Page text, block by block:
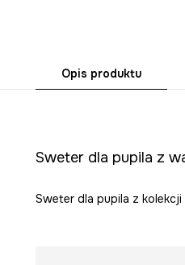
Opis produktu
Sweter dla pupila z
Sweter dla pupila z